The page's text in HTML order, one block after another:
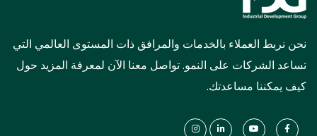
نحن نربط العملاء بالخدمات والمرافق ذات المستوى العالمي التي
تساعد الشركات على النمو. تواصل معنا الآن لمعرفة المزيد حول
كيف يمكننا مساعدتك.